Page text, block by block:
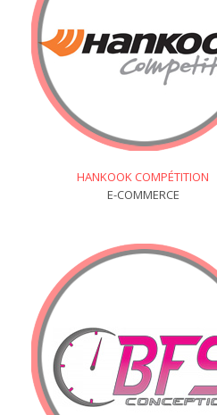
HANKOOK COMPÉTITION
E-COMMERCE